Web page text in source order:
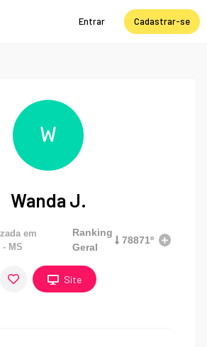
Entrar Cadastrar-se
W
Wanda J.
em
MS
Ranking
Geral
78871º
Site